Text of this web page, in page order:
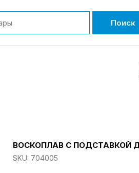
Поиск
ВОСКОПЛАВ С ПОДСТАВКОЙ
SKU: 704005